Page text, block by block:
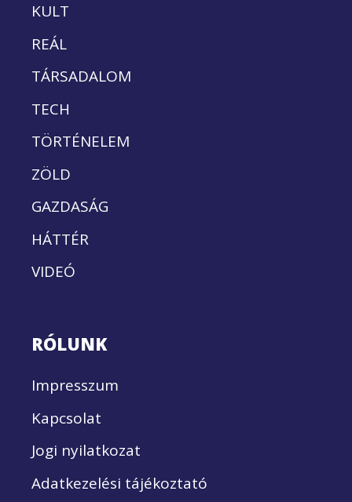
KULT
REÁL
TÁRSADALOM
TECH
TÖRTÉNELEM
ZÖLD
GAZDASÁG
HÁTTÉR
VIDEÓ
RÓLUNK
Impresszum
Kapcsolat
Jogi nyilatkozat
Adatkezelési tájékoztató